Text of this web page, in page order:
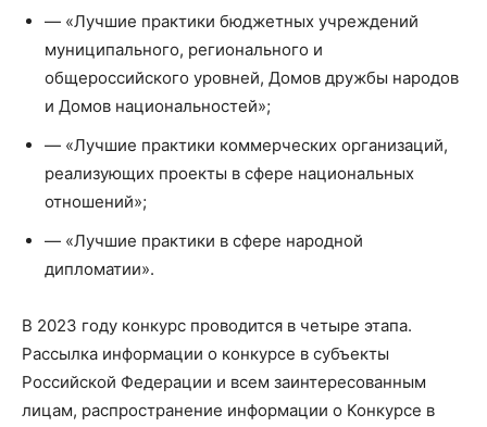
— «Лучшие практики бюджетных учреждений
муниципального, регионального и
общероссийского уровней, Домов дружбы народов
и Домов национальностей»;
— «Лучшие практики коммерческих организаций,
реализующих проекты в сфере национальных
отношений»;
— «Лучшие практики в сфере народной
дипломатии».
В 2023 году конкурс проводится в четыре этапа.
Рассылка информации о конкурсе в субъекты
Российской Федерации и всем заинтересованным
лицам, распространение информации о Конкурсе в